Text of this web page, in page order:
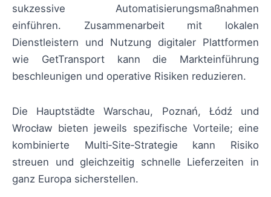
sukzessive Automatisierungsmaßnahmen
einführen. Zusammenarbeit mit lokalen
Dienstleistern und Nutzung digitaler Plattformen
wie GetTransport kann die Markteinführung
beschleunigen und operative Risiken reduzieren.
Die Hauptstädte Warschau, Poznań, Łódź und
Wrocław bieten jeweils spezifische Vorteile; eine
kombinierte Multi‑Site‑Strategie kann Risiko
streuen und gleichzeitig schnelle Lieferzeiten in
ganz Europa sicherstellen.